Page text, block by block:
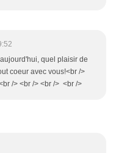
quel plaisir de
coeur avec vous!<br />
/> <br /> <br /> <br />